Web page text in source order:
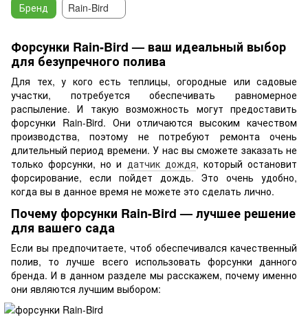
Форсунки Rain-Bird — ваш идеальный выбор
для безупречного полива
Для тех, у кого есть теплицы, огородные или садовые
участки, потребуется обеспечивать равномерное
распыление. И такую возможность могут предоставить
форсунки Rain-Bird. Они отличаются высоким качеством
производства, поэтому не потребуют ремонта очень
длительный период времени. У нас вы сможете заказать не
только форсунки, но и датчик дождя, который остановит
форсирование, если пойдет дождь. Это очень удобно,
когда вы в данное время не можете это сделать лично.
Почему форсунки Rain-Bird — лучшее решение
для вашего сада
Если вы предпочитаете, чтоб обеспечивался качественный
полив, то лучше всего использовать форсунки данного
бренда. И в данном разделе мы расскажем, почему именно
они являются лучшим выбором:
Бренд Rain-Bird